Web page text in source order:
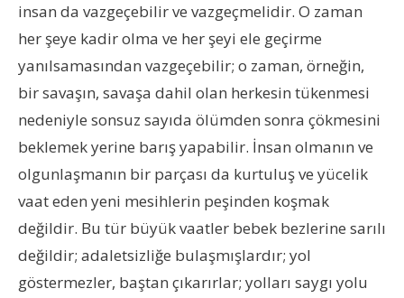
insan da vazgeçebilir ve vazgeçmelidir. O zaman
her şeye kadir olma ve her şeyi ele geçirme
yanılsamasından vazgeçebilir; o zaman, örneğin,
bir savaşın, savaşa dahil olan herkesin tükenmesi
nedeniyle sonsuz sayıda ölümden sonra çökmesini
beklemek yerine barış yapabilir. İnsan olmanın ve
olgunlaşmanın bir parçası da kurtuluş ve yücelik
vaat eden yeni mesihlerin peşinden koşmak
değildir. Bu tür büyük vaatler bebek bezlerine sarılı
değildir; adaletsizliğe bulaşmışlardır; yol
göstermezler, baştan çıkarırlar; yolları saygı yolu